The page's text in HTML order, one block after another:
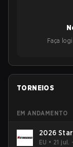
Faça
TORNEIOS
EM ANDAMENTO
2026
EU • 21 jul.